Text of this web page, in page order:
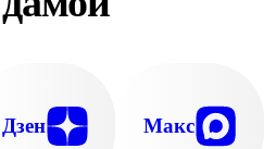
Дзен Макс